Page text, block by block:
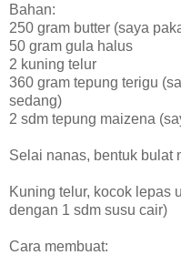
Bahan:
250 gram butter (saya
50 gram gula halus
2 kuning telur
360 gram tepung terigu
sedang)
2 sdm tepung maizena
Selai nanas, bentuk bulat
Kuning telur, kocok lepas
dengan 1 sdm susu cair)
Cara membuat: